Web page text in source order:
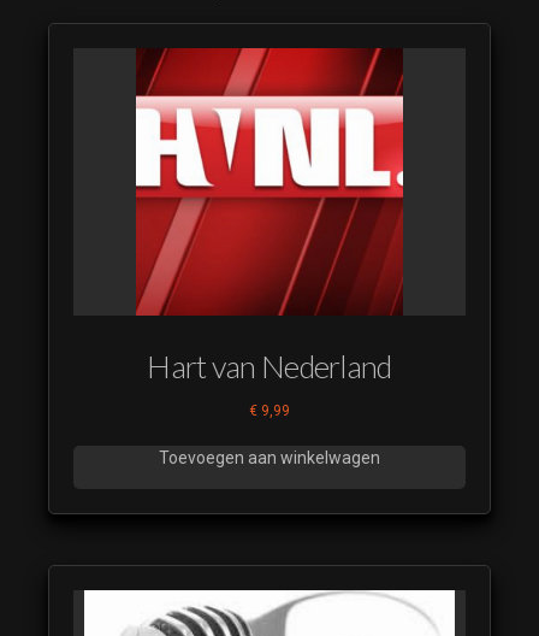
Hart van Nederland
€ 9,99
Toevoegen aan winkelwagen